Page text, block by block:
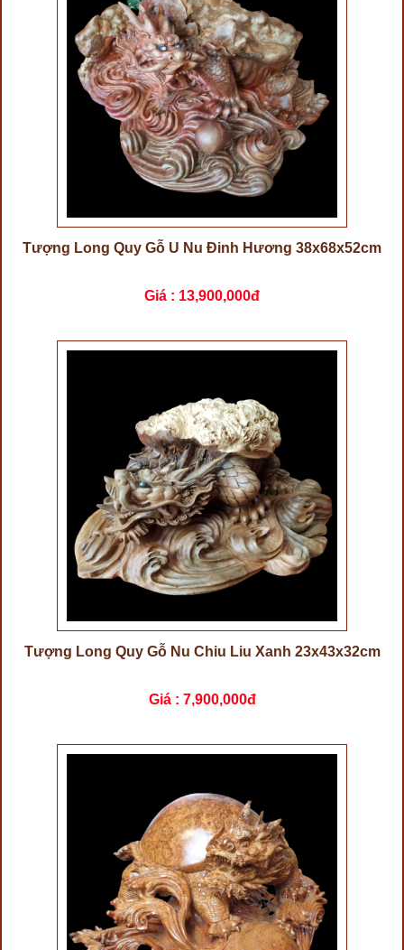
Tượng Long Quy Gỗ U Nu Đinh Hương 38x68x52cm
Giá : 13,900,000đ
Tượng Long Quy Gỗ Nu Chiu Liu Xanh 23x43x32cm
Giá : 7,900,000đ